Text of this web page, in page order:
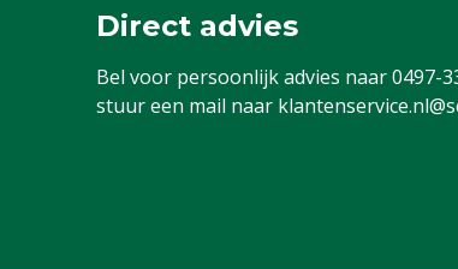
Direct advies
Bel voor persoonlijk advies naar0497-
stuur een mail naar